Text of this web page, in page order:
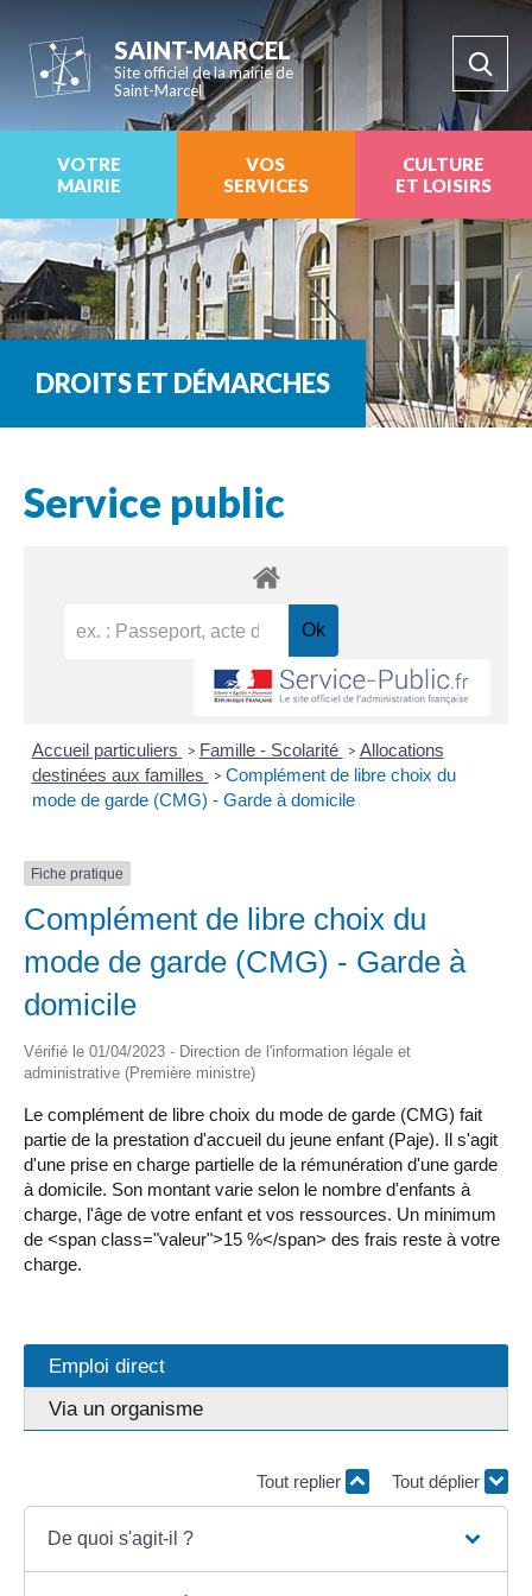
SAINT-MARCEL
Site officiel de la mairie de
Saint-Marcel
VOTRE
MAIRIE
VOS
SERVICES
CULTURE
ET LOISIRS
DROITS ET DÉMARCHES
Service public
Accueil particuliers > Famille - Scolarité > Allocations
destinées aux familles
> Complément de libre choix du
mode de garde (CMG) - Garde à domicile
Fiche pratique
Complément de libre choix du
mode de garde (CMG) - Garde à
domicile
Vérifié le 01/04/2023 - Direction de l'information légale et
administrative (Première ministre)
Le complément de libre choix du mode de garde (CMG) fait
partie de la prestation d'accueil du jeune enfant (Paje). Il s'agit
d'une prise en charge partielle de la rémunération d'une garde
à domicile. Son montant varie selon le nombre d'enfants à
charge, l'âge de votre enfant et vos ressources. Un minimum
de <span class="valeur">15 %</span> des frais reste à votre
charge.
Emploi direct
Via un organisme
Tout replier Tout déplier
De quoi s'agit-il ?